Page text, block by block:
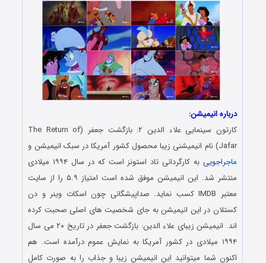
درباره انیمیشن:
کارتون سینمایی علاء الدین ۲: بازگشت جعفر (The Return of
Jafar) نام انیمیشنی زیبا محصول کشور آمریکا در سبک انیمیشن و
ماجراجویی
به کارگردانی تاد استونز است که در سال ۱۹۹۴ میلادی
منتشر شد. این انیمیشن موفق شده است امتیاز ۵.۹ را از سایت
معتبر IMDB کسب نماید. صداپیشگانی چون اسکات وینر و دن
کستلان در این انیمیشن به جای شخصیت های اصلی صحبت کرده
اند. انیمیشن زیبای علاء الدین: بازگشت جعفر در تاریخ ۲۰ می سال
۱۹۹۴ میلادی در کشور آمریکا به نمایش عموم درآمده است. هم
اکنون شما میتوانید این انیمیشن زیبا و جذاب را به صورت کامل